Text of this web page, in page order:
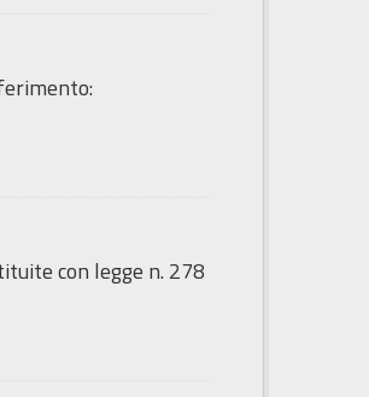
con legge n. 278